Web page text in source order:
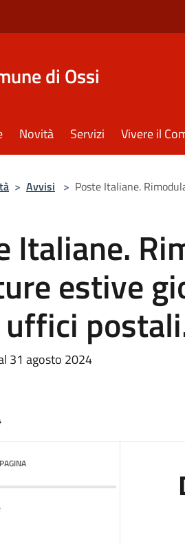
di Ossi
Novità Servizi Vivere il
> Avvisi > Poste Italiane.
Italiane.
estive
31 agosto 2024